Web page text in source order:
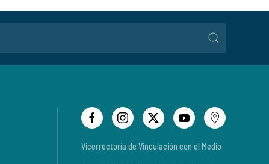
Vicerrectoría de Vinculación con el Medio